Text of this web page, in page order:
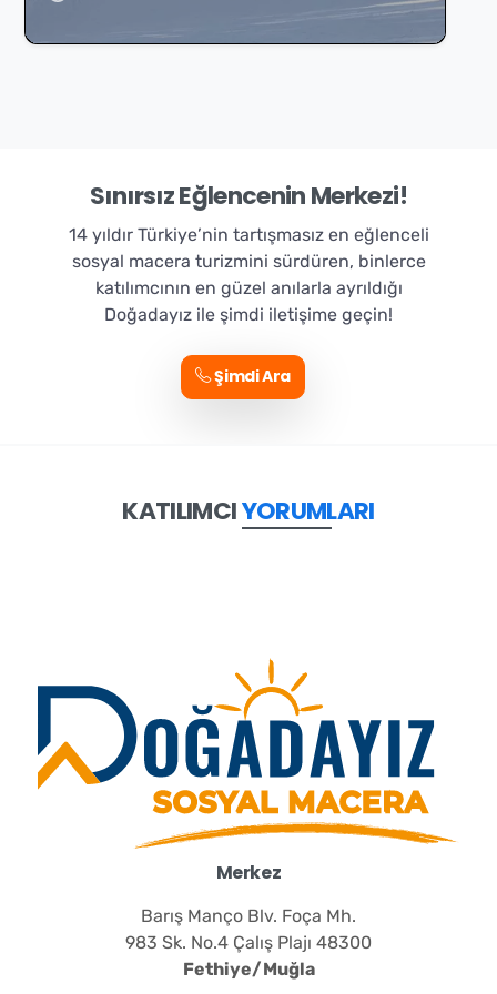
Sınırsız Eğlencenin Merkezi!
14 yıldır Türkiye’nin tartışmasız en eğlenceli
sosyal macera turizmini sürdüren, binlerce
katılımcının en güzel anılarla ayrıldığı
Doğadayız ile şimdi iletişime geçin!
Şimdi Ara
KATILIMCIYORUMLARI
Merkez
Barış Manço Blv. Foça Mh.
983 Sk. No.4 Çalış Plajı 48300
Fethiye/Muğla